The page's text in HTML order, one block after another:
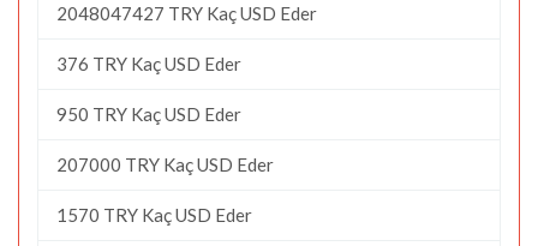
2048047427 TRY Kaç USD Eder
376 TRY Kaç USD Eder
950 TRY Kaç USD Eder
207000 TRY Kaç USD Eder
1570 TRY Kaç USD Eder